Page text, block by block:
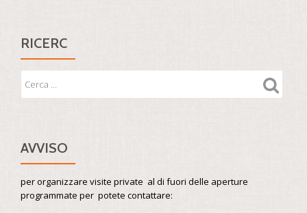
RICERC
AVVISO
per organizzare visite private al di fuori delle aperture
programmate per potete contattare: